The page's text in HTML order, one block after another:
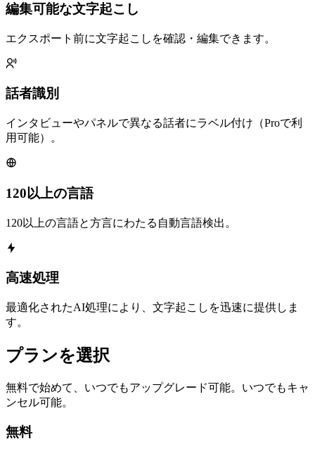
編集可能な文字起こし
エクスポート前に文字起こしを確認・編集できます。
話者識別
インタビューやパネルで異なる話者にラベル付け（Proで利
用可能）。
120以上の言語
120以上の言語と方言にわたる自動言語検出。
高速処理
最適化されたAI処理により、文字起こしを迅速に提供しま
す。
プランを選択
無料で始めて、いつでもアップグレード可能。いつでもキャ
ンセル可能。
無料